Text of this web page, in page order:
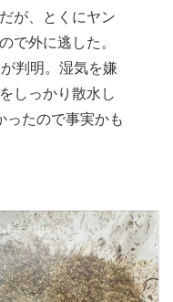
が、とくにヤン
で外に逃した。
判明。湿気を嫌
しっかり散水し
ったので事実かも